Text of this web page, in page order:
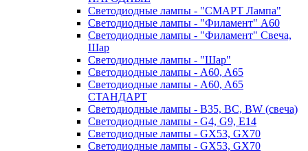
Светодиодные лампы - "СМАРТ Лампа"
Светодиодные лампы - "Филамент" A60
Светодиодные лампы - "Филамент" Свеча,
Шар
Светодиодные лампы - "Шар"
Светодиодные лампы - A60, A65
Светодиодные лампы - A60, A65
СТАНДАРТ
Светодиодные лампы - B35, BC, BW (свеча)
Светодиодные лампы - G4, G9, Е14
Светодиодные лампы - GX53, GX70
Светодиодные лампы - GX53, GX70